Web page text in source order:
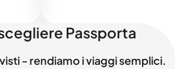
Passporta
- rendiamo i viaggi semplici.